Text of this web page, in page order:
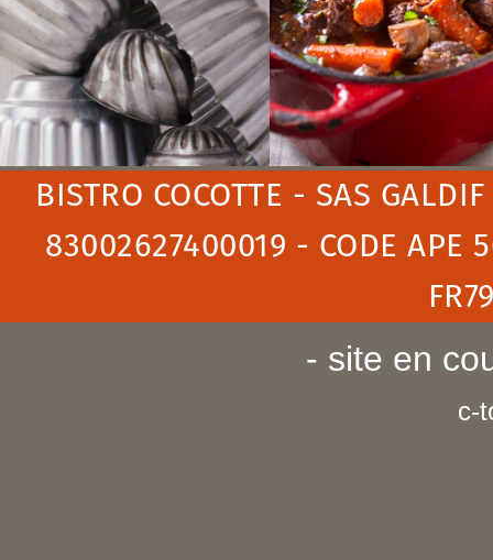
BISTRO COCOTTE - SAS
83002627400019 - CODE APE
- site en
c-